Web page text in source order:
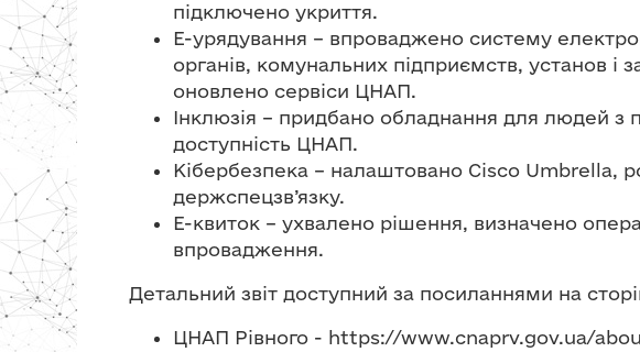
підключено укриття.
Е-урядування – впроваджено систему
органів, комунальних підприємств, установ і
оновлено сервіси ЦНАП.
Інклюзія – придбано обладнання для людей
доступність ЦНАП.
Кібербезпека – налаштовано Cisco Umbrella,
держспецзв’язку.
Е-квиток – ухвалено рішення, визначено
впровадження.
Детальний звіт доступний за посиланнями на
ЦНАП Рівного - https://www.cnaprv.gov.ua/